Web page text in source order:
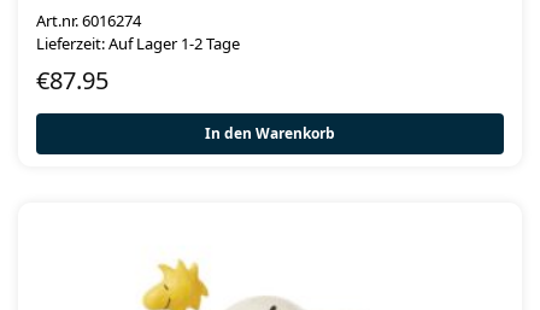
Art.nr. 6016274
Lieferzeit: Auf Lager 1-2 Tage
€87.95
In den Warenkorb